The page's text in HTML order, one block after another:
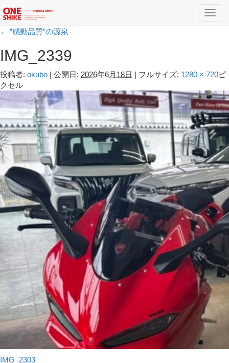
← ”感動品質”の源泉
IMG_2339
投稿者: okubo | 公開日: 2026年6月18日 | フルサイズ: 1280 × 720ピ
クセル
IMG_2303